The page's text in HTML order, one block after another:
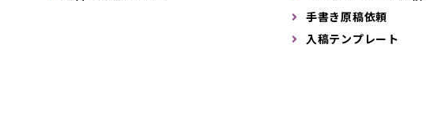
手書き原稿依頼
入稿テンプレート